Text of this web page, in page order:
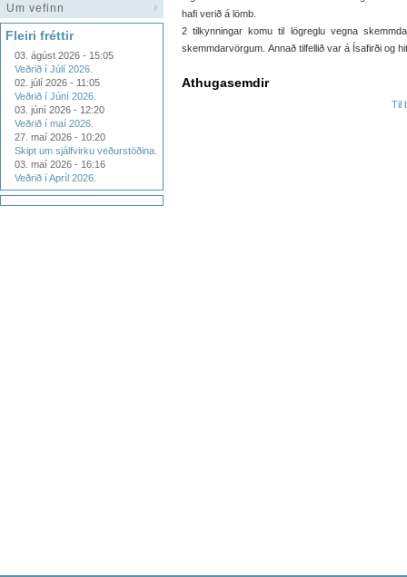
Um vefinn
Fleiri fréttir
03. ágúst 2026 - 15:05
Veðrið í Júlí 2026.
02. júlí 2026 - 11:05
Veðrið í Júní 2026.
03. júní 2026 - 12:20
Veðrið í maí 2026.
27. maí 2026 - 10:20
Skipt um sjálfvirku veðurstöðina.
03. maí 2026 - 16:16
Veðrið í Apríl 2026.
hafi verið á lömb.
2 tilkynningar komu til lögreglu vegna
skemmdarvörgum. Annað tilfellið var á Ísafirði og
Athugasemdir
Til